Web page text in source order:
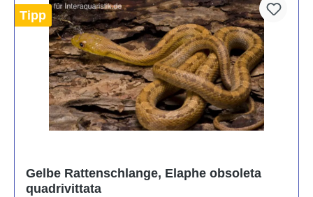
Tipp
Gelbe Rattenschlange, Elaphe obsoleta
quadrivittata